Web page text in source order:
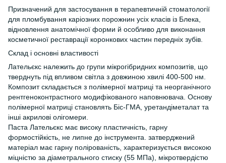
Призначений для застосування в терапевтичній стоматології
для пломбування каріозних порожнин усіх класів із Блека,
відновлення анатомічної форми й особливо для виконання
косметичної реставрації коронкових частин передніх зубів.
Склад і основні властивості
Лательєкс належить до групи мікрогібридних композитів, що
тверднуть під впливом світла з довжиною хвилі 400-500 нм.
Композит складається з полімерної матриці та неорганічного
рентгеноконтрастного модифікованого наповнювача. Основу
полімерної матриці становлять Біс-ГМА, уретандіметалат та
інші акрилові олігомери.
Паста Лательєкс має високу пластичність, гарну
формостійкість, не липне до інструмента. затверджений
матеріал має гарну полірованість, характеризується високою
міцністю за діаметрального стиску (55 МПа), мікротвердістю